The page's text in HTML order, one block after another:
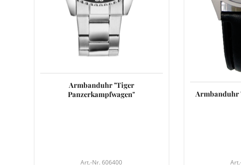
Armbanduhr "Tiger
Panzerkampfwagen"
Art.-Nr. 606400
Armbanduhr